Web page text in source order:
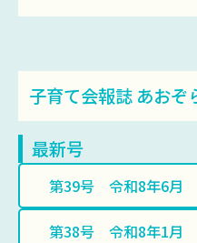
子育て会報誌 あおぞ
最新号
第39号 令和8年6月
第38号 令和8年1月